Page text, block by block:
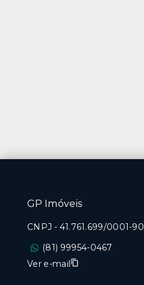
GP Imóveis
CNPJ - 41.761.699/0001-90
(81) 99954-0467
Ver e-mail